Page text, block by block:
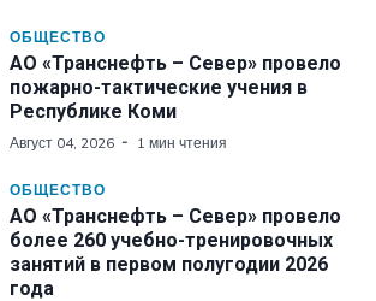
ОБЩЕСТВО
АО «Транснефть – Север» провело
пожарно-тактические учения в
Республике Коми
Август 04, 2026 1 мин чтения
ОБЩЕСТВО
АО «Транснефть – Север» провело
более 260 учебно-тренировочных
занятий в первом полугодии 2026
года